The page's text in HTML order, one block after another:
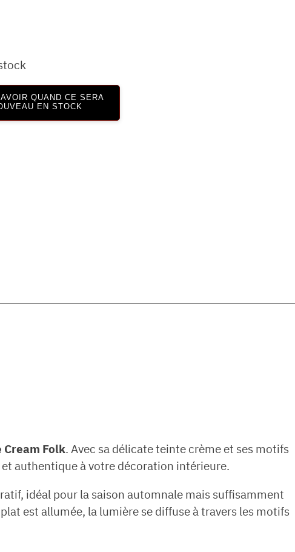
QUAND CE SERA
EN STOCK
Folk. Avec sa délicate teinte crème et ses motifs
authentique à votre décoration intérieure.
idéal pour la saison automnale mais suffisamment
est allumée, la lumière se diffuse à travers les motifs